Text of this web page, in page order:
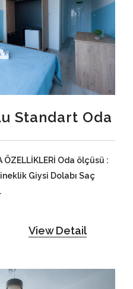
Standart Oda
ÖZELLİKLERİ Oda ölçüsü :
Giysi Dolabı Saç
View Detail